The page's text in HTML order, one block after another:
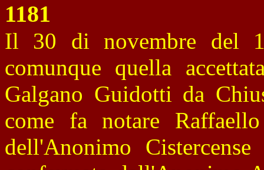
1181
Il 30 di novembre del
comunque quella
Galgano Guidotti da
come fa notare
dell'Anonimo